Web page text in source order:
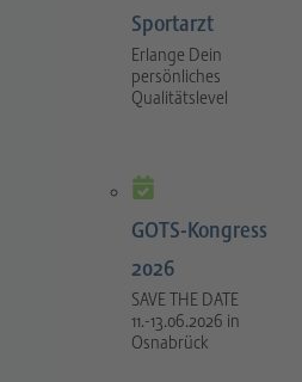
Sportarzt
Erlange Dein
persönliches
Qualitätslevel
GOTS-Kongress
2026
SAVE THE DATE
11.-13.06.2026 in
Osnabrück